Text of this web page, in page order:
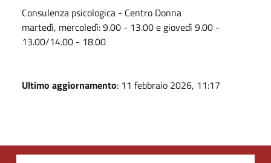
Consulenza psicologica - Centro Donna
martedì, mercoledì: 9.00 - 13.00 e giovedì 9.00 -
13.00/14.00 - 18.00
Ultimo aggiornamento: 11 febbraio 2026, 11:17